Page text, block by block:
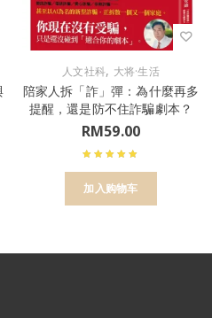
人文社科, 大将·生活
陪家人拆「詐」彈：為什麼再多
提醒，還是防不住詐騙劇本？
RM59.00
加入购物车